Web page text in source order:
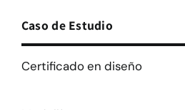
Caso de Estudio
Certificado en diseño